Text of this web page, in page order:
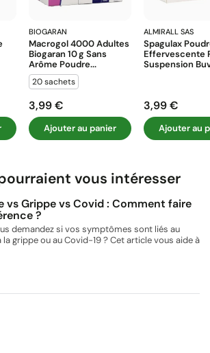
BIOGARAN
Macrogol 4000 Adultes
Biogaran 10 G Sans
Arôme Poudre...
20 sachets
Prix
3,99 €
Ajouter au panier
ALMIRALL SAS
Spagulax
Effervescente
Suspension
Prix
3,99 €
Ajouter au
vous intéresser
vs Grippe vs Covid : Comment faire
?
demandez si vos symptômes sont liés au
la grippe ou au Covid-19 ? Cet article vous aide à